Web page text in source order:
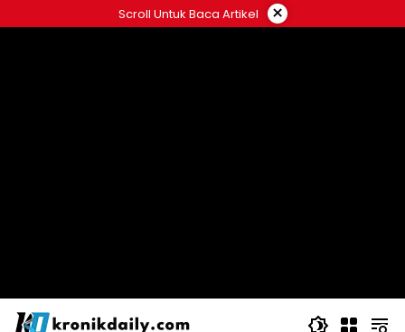
ke
Scroll Untuk Baca Artikel ×